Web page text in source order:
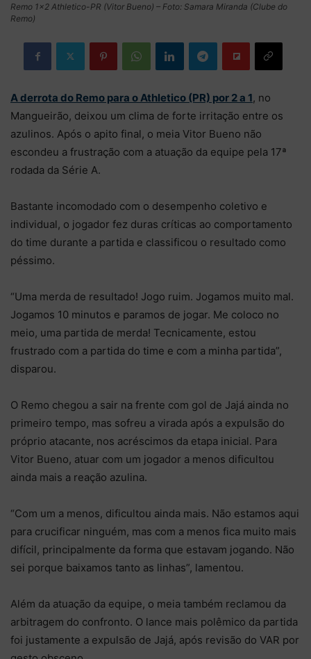
Remo 1×2 Athletico-PR (Vitor Bueno) – Foto: Samara Miranda (Clube do
Remo)
A derrota do Remo para o Athletico (PR) por 2 a 1, no
Mangueirão, deixou um clima de forte irritação entre os
azulinos. Após o apito final, o meia Vitor Bueno não
escondeu a frustração com a atuação da equipe pela 17ª
rodada da Série A.
Bastante incomodado com o desempenho coletivo e
individual, o jogador fez duras críticas ao comportamento
do time durante a partida e classificou o resultado como
péssimo.
“Uma merda de resultado! Jogo ruim. Jogamos muito mal.
Jogamos 10 minutos e paramos de jogar. Me coloco no
meio, uma partida de merda! Tecnicamente, estou
frustrado com a partida do time e com a minha partida”,
disparou.
O Remo chegou a sair na frente com gol de Jajá ainda no
primeiro tempo, mas sofreu a virada após a expulsão do
próprio atacante, nos acréscimos da etapa inicial. Para
Vitor Bueno, atuar com um jogador a menos dificultou
ainda mais a reação azulina.
“Com um a menos, dificultou ainda mais. Não estamos aqui
para crucificar ninguém, mas com a menos fica muito mais
difícil, principalmente da forma que estavam jogando. Não
sei porque baixamos tanto as linhas”, lamentou.
Além da atuação da equipe, o meia também reclamou da
arbitragem do confronto. O lance mais polêmico da partida
foi justamente a expulsão de Jajá, após revisão do VAR por